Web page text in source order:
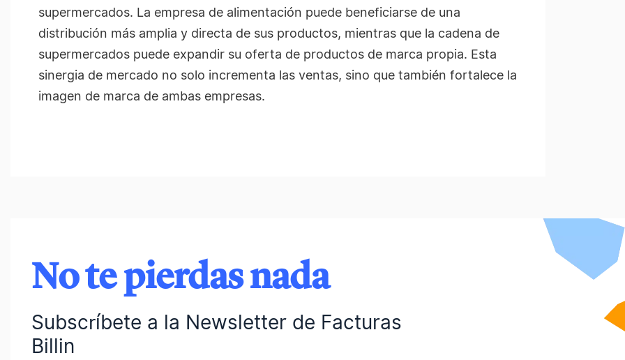
supermercados. La empresa de alimentación puede beneficiarse de una
distribución más amplia y directa de sus productos, mientras que la cadena de
supermercados puede expandir su oferta de productos de marca propia. Esta
sinergia de mercado no solo incrementa las ventas, sino que también fortalece la
imagen de marca de ambas empresas.
No te pierdas nada
Subscríbete a la Newsletter de Facturas
Billin